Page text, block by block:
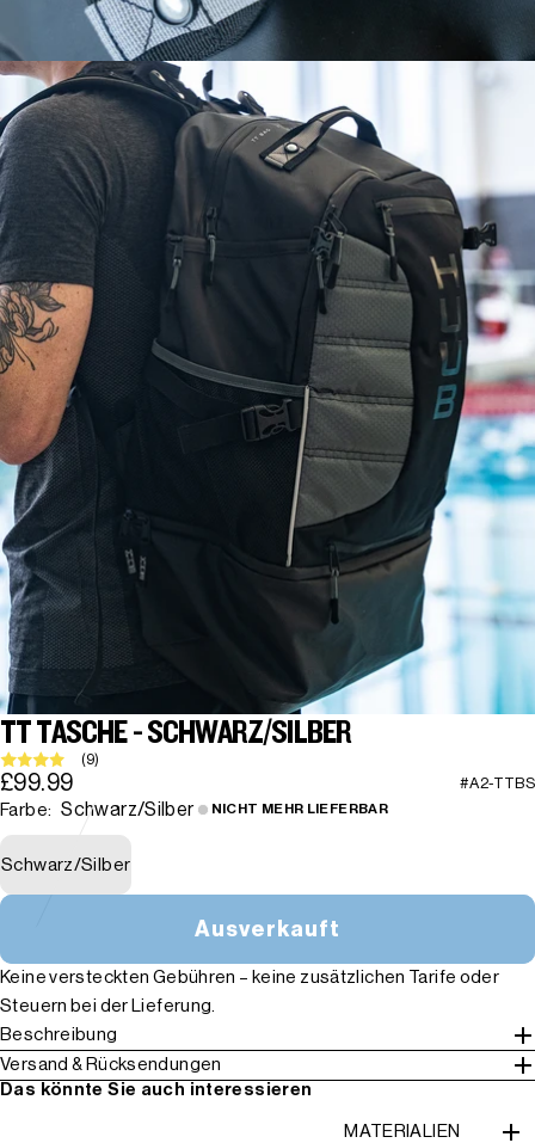
TT TASCHE - SCHWARZ/SILBER
(9)
£99.99 #A2-TTBS
Farbe: Schwarz/Silber NICHT MEHR LIEFERBAR
Schwarz/Silber
Ausverkauft
Keine versteckten Gebühren – keine zusätzlichen Tarife oder
Steuern bei der Lieferung.
Beschreibung
Versand & Rücksendungen
Das könnte Sie auch interessieren
MATERIALIEN